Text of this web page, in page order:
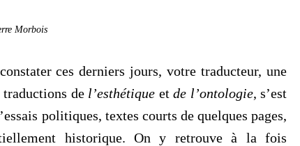
Morbois
ces derniers jours, votre traducteur, une
traductions de l’esthétique et de l’ontologie, s’est
politiques, textes courts de quelques pages,
historique. On y retrouve à la fois